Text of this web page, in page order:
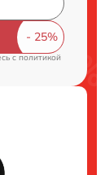
c политикой